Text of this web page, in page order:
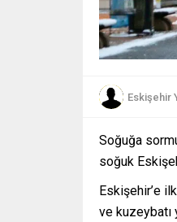
Eskişehir
Soğuğa
soğuk
Eskişehir’e
ve kuzeybatı